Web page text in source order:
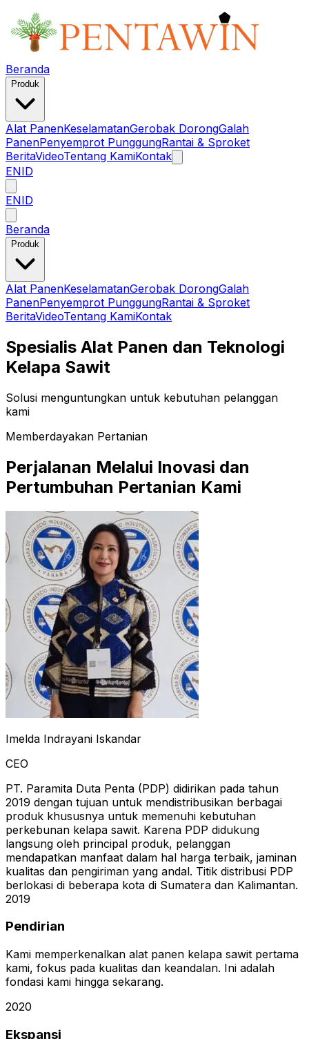
Beranda
Produk
Alat PanenKeselamatanGerobak DorongGalah
PanenPenyemprot PunggungRantai & Sproket
BeritaVideoTentang KamiKontak
ENID
ENID
Beranda
Produk
Alat PanenKeselamatanGerobak DorongGalah
PanenPenyemprot PunggungRantai & Sproket
BeritaVideoTentang KamiKontak
Spesialis Alat Panen dan Teknologi
Kelapa Sawit
Solusi menguntungkan untuk kebutuhan pelanggan
kami
Memberdayakan Pertanian
Perjalanan Melalui Inovasi dan
Pertumbuhan Pertanian Kami
Imelda Indrayani Iskandar
CEO
PT. Paramita Duta Penta (PDP) didirikan pada tahun
2019 dengan tujuan untuk mendistribusikan berbagai
produk khususnya untuk memenuhi kebutuhan
perkebunan kelapa sawit. Karena PDP didukung
langsung oleh principal produk, pelanggan
mendapatkan manfaat dalam hal harga terbaik, jaminan
kualitas dan pengiriman yang andal. Titik distribusi PDP
berlokasi di beberapa kota di Sumatera dan Kalimantan.
2019
Pendirian
Kami memperkenalkan alat panen kelapa sawit pertama
kami, fokus pada kualitas dan keandalan. Ini adalah
fondasi kami hingga sekarang.
2020
Ekspansi